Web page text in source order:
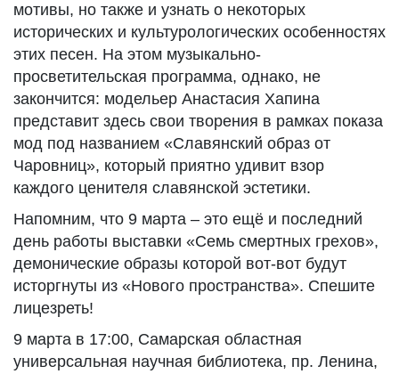
мотивы, но также и узнать о некоторых
исторических и культурологических особенностях
этих песен. На этом музыкально-
просветительская программа, однако, не
закончится: модельер Анастасия Хапина
представит здесь свои творения в рамках показа
мод под названием «Славянский образ от
Чаровниц», который приятно удивит взор
каждого ценителя славянской эстетики.
Напомним, что 9 марта – это ещё и последний
день работы выставки «Семь смертных грехов»,
демонические образы которой вот-вот будут
исторгнуты из «Нового пространства». Спешите
лицезреть!
9 марта в 17:00, Самарская областная
универсальная научная библиотека, пр. Ленина,